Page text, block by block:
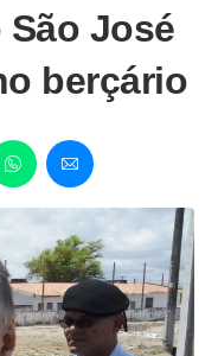
José
berçário